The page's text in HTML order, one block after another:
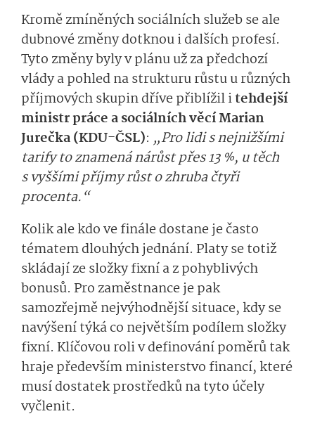
Kromě zmíněných sociálních služeb se ale
dubnové změny dotknou i dalších profesí.
Tyto změny byly v plánu už za předchozí
vlády a pohled na strukturu růstu u různých
příjmových skupin dříve přiblížil itehdejší
ministr práce a sociálních věcí Marian
Jurečka (KDU-ČSL): „Pro lidi s nejnižšími
tarify to znamená nárůst přes 13 %, u těch
s vyššími příjmy růst o zhruba čtyři
procenta.“
Kolik ale kdo ve finále dostane je často
tématem dlouhých jednání. Platy se totiž
skládají ze složky fixní a z pohyblivých
bonusů. Pro zaměstnance je pak
samozřejmě nejvýhodnější situace, kdy se
navýšení týká co největším podílem složky
fixní. Klíčovou roli v definování poměrů tak
hraje především ministerstvo financí, které
musí dostatek prostředků na tyto účely
vyčlenit.